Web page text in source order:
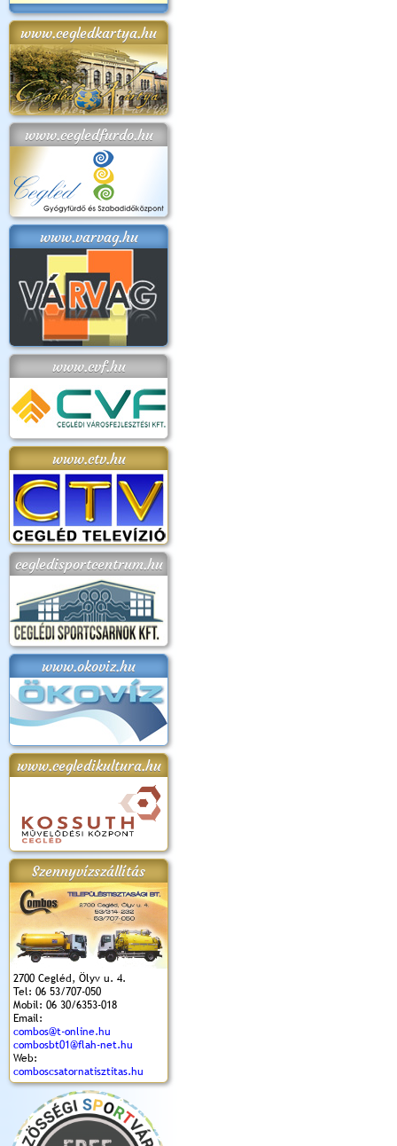
www.cegledkartya.hu
www.cegledfurdo.hu
www.varvag.hu
www.cvf.hu
www.ctv.hu
cegledisportcentrum.hu
www.okoviz.hu
www.cegledikultura.hu
Szennyvízszállítás
2700 Cegléd, Ölyv u. 4.
Tel: 06 53/707-050
Mobil: 06 30/6353-018
Email:
combos@t-online.hu
combosbt01@flah-net.hu
Web:
comboscsatornatisztitas.hu
2018.
Kossuth Toborzó
Ünnepély
Szent István Ünnepe
(2017. 08. 20.)